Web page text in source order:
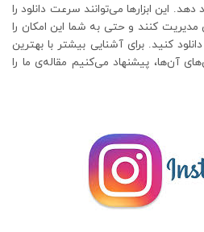
این ابزارها می‌توانند سرعت دانلود را
مدیریت کنند و حتی به شما این امکان را
کنید. برای آشنایی بیشتر با بهترین
آن‌ها، پیشنهاد می‌کنیم مقاله‌ی ما را